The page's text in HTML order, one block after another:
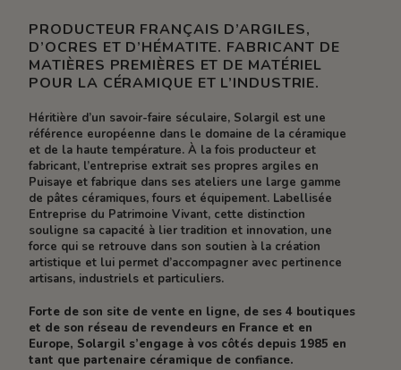
PRODUCTEUR FRANÇAIS D’ARGILES,
D’OCRES ET D’HÉMATITE. FABRICANT DE
MATIÈRES PREMIÈRES ET DE MATÉRIEL
POUR LA CÉRAMIQUE ET L’INDUSTRIE.
Héritière d’un savoir-faire séculaire, Solargil est une
référence européenne dans le domaine de la céramique
et de la haute température. À la fois producteur et
fabricant, l’entreprise extrait ses propres argiles en
Puisaye et fabrique dans ses ateliers une large gamme
de pâtes céramiques, fours et équipement. Labellisée
Entreprise du Patrimoine Vivant, cette distinction
souligne sa capacité à lier tradition et innovation, une
force qui se retrouve dans son soutien à la création
artistique et lui permet d’accompagner avec pertinence
artisans, industriels et particuliers.
Forte de son site de vente en ligne, de ses 4 boutiques
et de son réseau de revendeurs en France et en
Europe, Solargil s’engage à vos côtés depuis 1985 en
tant que partenaire céramique de confiance.